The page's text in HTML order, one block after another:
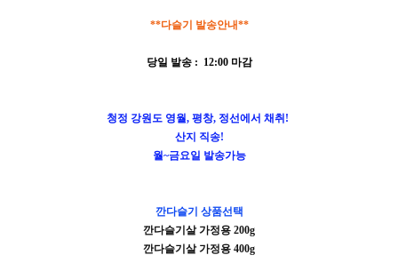
**다슬기 발송안내**
당일 발송 : 12:00 마감
청정 강원도 영월, 평창, 정선에서 채취!
산지 직송!
월~금요일 발송가능
깐다슬기 상품선택
깐다슬기살 가정용 200g
깐다슬기살 가정용 400g